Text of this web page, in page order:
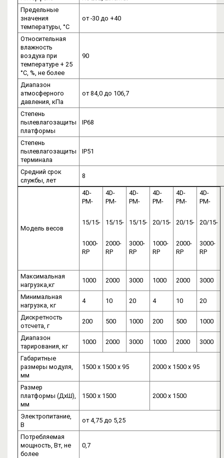
Предельные
значения
температуры, °С
от -30 до +40
Относительная
влажность
воздуха при
температуре + 25
°С, %, не более
90
Диапазон
атмосферного
давления, кПа
от 84,0 до 106,7
Степень
пылевлагозащиты
платформы
IP68
Степень
пылевлагозащиты
терминала
IP51
Средний срок
службы, лет
8
Модель весов
4D-
PM-
15/15-
1000-
RP
4D-
PM-
15/15-
2000-
RP
4D-
PM-
15/15-
3000-
RP
4D-
PM-
20/15-
1000-
RP
4D-
PM-
20/15-
2000-
RP
4D-
PM-
20/15-
3000-
RP
Максимальная
нагрузка,кг
1000 2000 3000 1000 2000 3000
Минимальная
нагрузка, кг
4 10 20 4 10 20
Дискретность
отсчета, г
200 500 1000 200 500 1000
Диапазон
тарирования, кг
1000 2000 3000 1000 2000 3000
Габаритные
размеры модуля,
мм
1500 х 1500 x 95 2000 х 1500 х 95
Размер
платформы (ДхШ),
мм
1500 х 1500 2000 х 1500
Электропитание,
В
от 4,75 до 5,25
Потребляемая
мощность, Вт, не
более
0,7